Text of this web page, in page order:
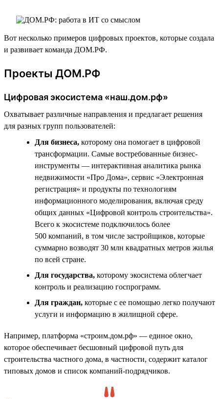
Вот несколько примеров цифровых проектов, которые создала
и развивает команда ДОМ.РФ.
Проекты ДОМ.РФ
Цифровая экосистема «наш.дом.рф»
Охватывает различные направления и предлагает решения
для разных групп пользователей:
Для бизнеса, которому она помогает в цифровой
трансформации. Самые востребованные бизнес-
инструменты — интерактивная аналитика рынка
недвижимости «Про Дома», сервис «Электронная
регистрация» и продукты по технологиям
информационного моделирования, включая среду
общих данных «Цифровой контроль строительства».
Всего к экосистеме подключилось более
500 компаний, в том числе застройщиков, которые
суммарно возводят 30 млн квадратных метров жилья
по всей стране.
Для государства, которому экосистема облегчает
контроль и реализацию госпрограмм.
Для граждан, которые с ее помощью легко получают
услуги и информацию в жилищной сфере.
Например, платформа «строим.дом.рф» — единое окно,
которое обеспечивает бесшовный цифровой путь для
строительства частного дома, в частности, содержит каталог
типовых домов и список компаний-подрядчиков.